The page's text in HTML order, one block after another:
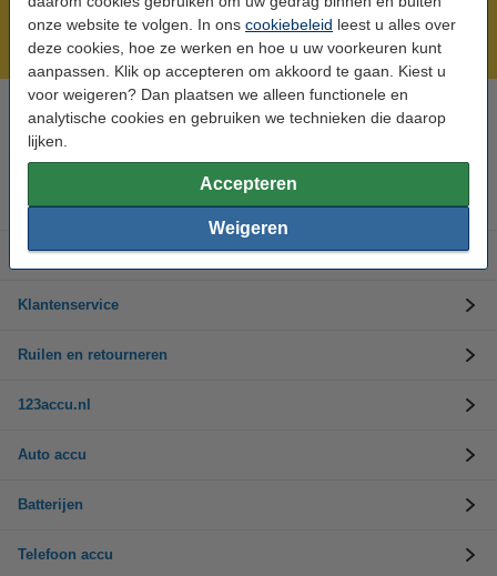
onze website te volgen. In ons cookiebeleid leest u alles over
deze cookies, hoe ze werken en hoe u uw voorkeuren kunt
aanpassen. Klik op accepteren om akkoord te gaan. Kiest u
voor weigeren? Dan plaatsen we alleen functionele en
analytische cookies en gebruiken we technieken die daarop
lijken.
Accepteren
Weigeren
Voor 23.59 uur besteld, morgen in huis!
Laagsteprijsgarantie!
Hulp nodig? Bel ons op 0294-787125
Accu's
Opladers
Klantenservice
Ruilen en retourneren
123accu.nl
Auto accu
Batterijen
Telefoon accu